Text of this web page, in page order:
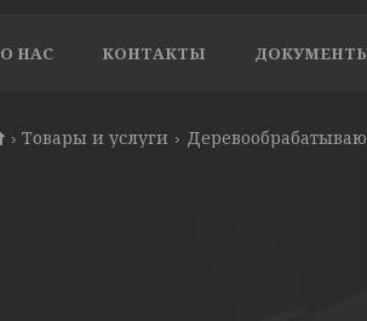
О НАС КОНТАКТЫ
Товары и услуги